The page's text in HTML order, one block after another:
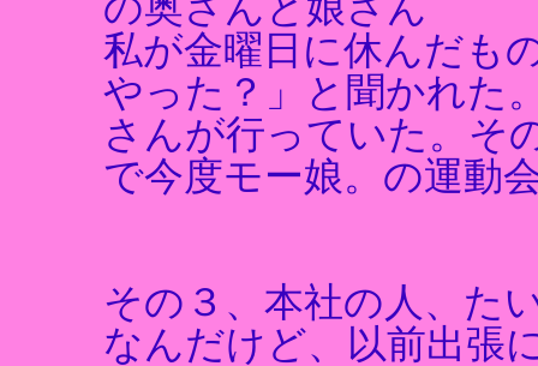
私が金曜日に休んだも
やった？」と聞かれた
さんが行っていた。そ
で今度モー娘。の運動
その３、本社の人、た
なんだけど、以前出張